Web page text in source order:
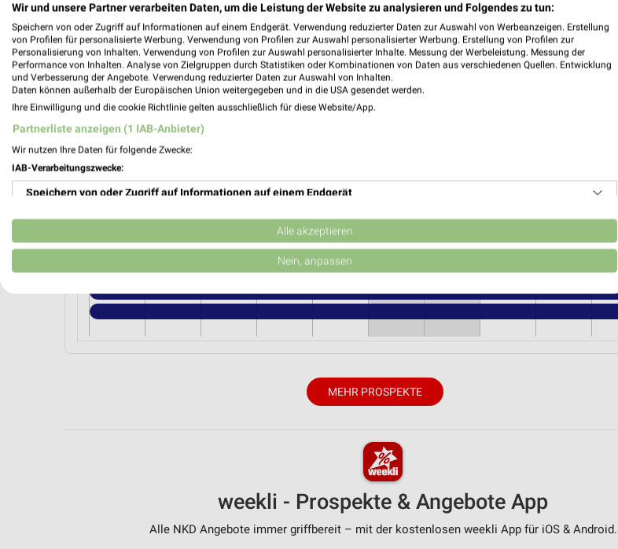
Nächste Filiale
NKD Münnerstadt
Anger 6
97702 Münnerstadt
Heute 09:00 - 18:00 Uhr |
336,72 km • Angebote: 2 Prospekte
Aug.
03Mo 04Di 05Mi 06Do 07 Fr 08Sa 09So 10Mo 11Di 12
MEHR PROSPEKTE
weekli - Prospekte & Angebote App
Alle NKD Angebote immer griffbereit – mit der kostenlosen weekli App für iOS & Android.
Wir und unsere Partner verarbeiten Daten, um die Leistung der Website zu analysieren und Folgendes zu tun:
Speichern von oder Zugriff auf Informationen auf einem Endgerät. Verwendung reduzierter Daten zur Auswahl von Werbeanzeigen. Erstellung
von Profilen für personalisierte Werbung. Verwendung von Profilen zur Auswahl personalisierter Werbung. Erstellung von Profilen zur
Personalisierung von Inhalten. Verwendung von Profilen zur Auswahl personalisierter Inhalte. Messung der Werbeleistung. Messung der
Performance von Inhalten. Analyse von Zielgruppen durch Statistiken oder Kombinationen von Daten aus verschiedenen Quellen. Entwicklung
und Verbesserung der Angebote. Verwendung reduzierter Daten zur Auswahl von Inhalten.
Daten können außerhalb der Europäischen Union weitergegeben und in die USA gesendet werden.
Ihre Einwilligung und die cookie Richtlinie gelten ausschließlich für diese Website/App.
Partnerliste anzeigen (1 IAB-Anbieter)
Wir nutzen Ihre Daten für folgende Zwecke:
IAB-Verarbeitungszwecke:
Speichern von oder Zugriff auf Informationen auf einem Endgerät
Verwendung reduzierter Daten zur Auswahl von Werbeanzeigen
Erstellung von Profilen für personalisierte Werbung
Erstellung von Profilen zur Personalisierung von Inhalten
Analyse von Zielgruppen durch Statistiken oder Kombinationen von Daten aus verschiedenen
Entwicklung und Verbesserung der Angebote
Verwendung reduzierter Daten zur Auswahl von Inhalten
Alle akzeptieren
Nein, anpassen